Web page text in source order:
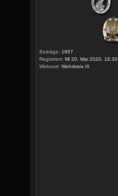
Beiträge: 1867
Registriert: Mi 20. Mai 2020, 16:30
Wohnort: Wehrkreis III